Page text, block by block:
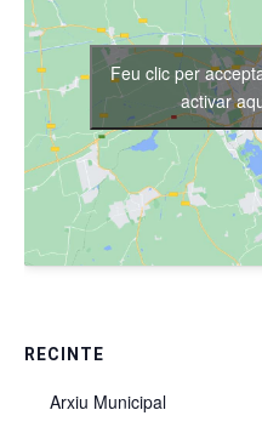
RECINTE
Arxiu Municipal
Feu clic per
activar